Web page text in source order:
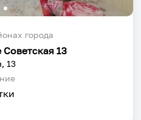
города
13
13